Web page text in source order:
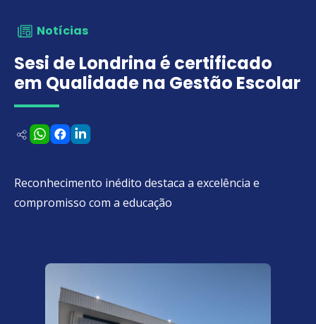
Notícias
Sesi de Londrina é certificado
em Qualidade na Gestão Escolar
Reconhecimento inédito destaca a excelência e
compromisso com a educação